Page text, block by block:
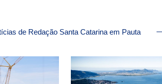
de Redação Santa Catarina em Pauta